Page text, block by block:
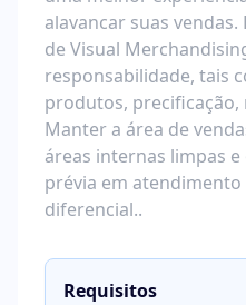
alavancar suas
de Visual
responsabilidade, tais
produtos, precificação,
Manter a área de
áreas internas limpas
prévia em
diferencial..
Requisitos